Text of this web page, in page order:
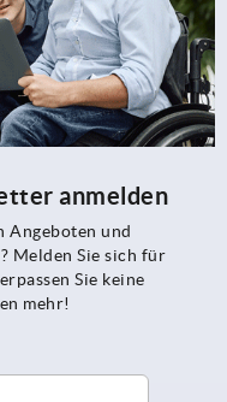
anmelden
Angeboten und
Melden Sie sich für
Sie keine
mehr!